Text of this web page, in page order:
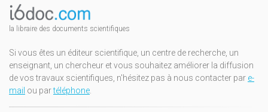
la libraire des documents scientifiques
Si vous êtes un éditeur scientifique, un centre de recherche, un
enseignant, un chercheur et vous souhaitez améliorer la diffusion
de vos travaux scientifiques, n'hésitez pas à nous contacter par e-
mail ou partéléphone